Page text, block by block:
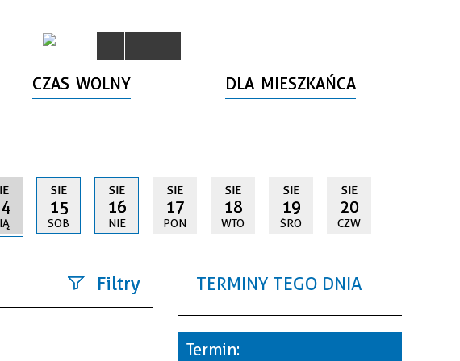
CZAS WOLNY DLA MIESZKAŃCA
SIE
15
SOB
SIE
16
NIE
SIE
17
PON
SIE
18
WTO
SIE
19
ŚRO
SIE
20
CZW
Filtry TERMINY TEGO DNIA
Termin: